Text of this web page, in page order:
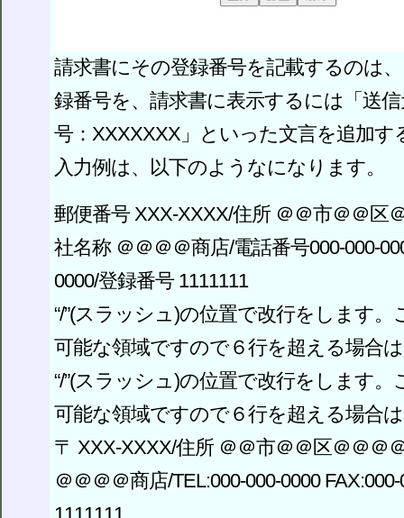
請求書にその登録番号を記載するのは
録番号を、請求書に表示するには「送
号：XXXXXXX」といった文言を追加す
入力例は、以下のようなになります。
郵便番号 XXX-XXXX/住所 ＠＠市＠＠
社名称 ＠＠＠＠商店/電話番号000-000-
0000/登録番号 1111111
“/”(スラッシュ)の位置で改行をします
可能な領域ですので６行を超える場合は
“/”(スラッシュ)の位置で改行をします
可能な領域ですので６行を超える場合は
〒 XXX-XXXX/住所 ＠＠市＠＠区＠＠
＠＠＠＠商店/TEL:000-000-0000